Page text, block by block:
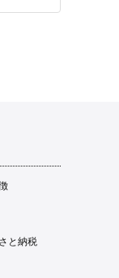
礼品 ふ
と納税